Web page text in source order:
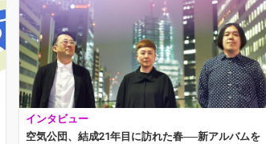
インタビュー
空気公団、結成21年目に訪れた春──新アルバムを